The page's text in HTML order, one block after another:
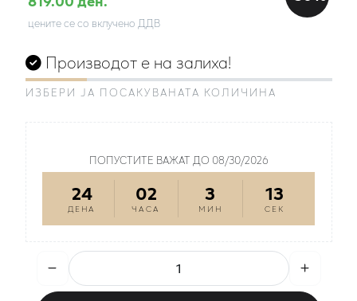
цените се со вклучено ДДВ
Производот е на залиха!
ИЗБЕРИ ЈА ПОСАКУВАНАТА КОЛИЧИНА
ПОПУСТИТЕ ВАЖАТ ДО 08/30/2026
24
ДЕНА
02
ЧАСА
3
МИН
12
СЕК